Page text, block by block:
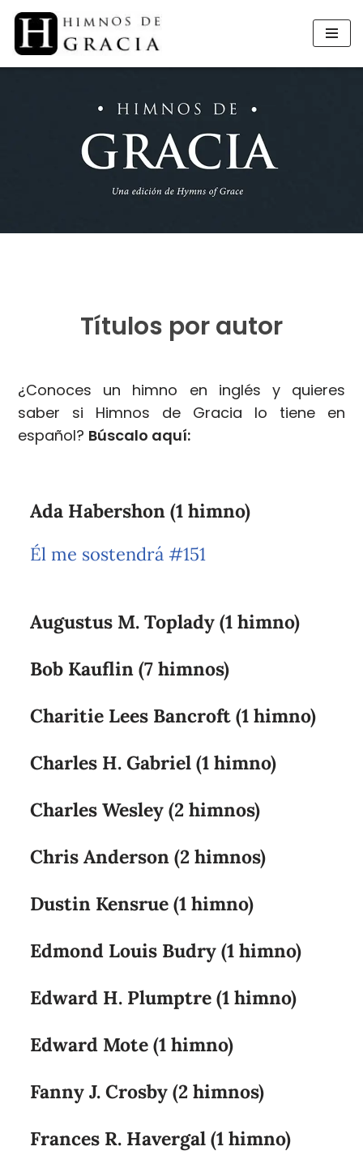
Saltar
Títulos por autor
¿Conoces un himno en inglés y quieres
saber si Himnos de Gracia lo tiene en
español? Búscalo aquí:
Ada Habershon (1 himno)
Él me sostendrá #151
Augustus M. Toplady (1 himno)
Bob Kauflin (7 himnos)
Charitie Lees Bancroft (1 himno)
Charles H. Gabriel (1 himno)
Charles Wesley (2 himnos)
Chris Anderson (2 himnos)
Dustin Kensrue (1 himno)
Edmond Louis Budry (1 himno)
Edward H. Plumptre (1 himno)
Edward Mote (1 himno)
Fanny J. Crosby (2 himnos)
Frances R. Havergal (1 himno)